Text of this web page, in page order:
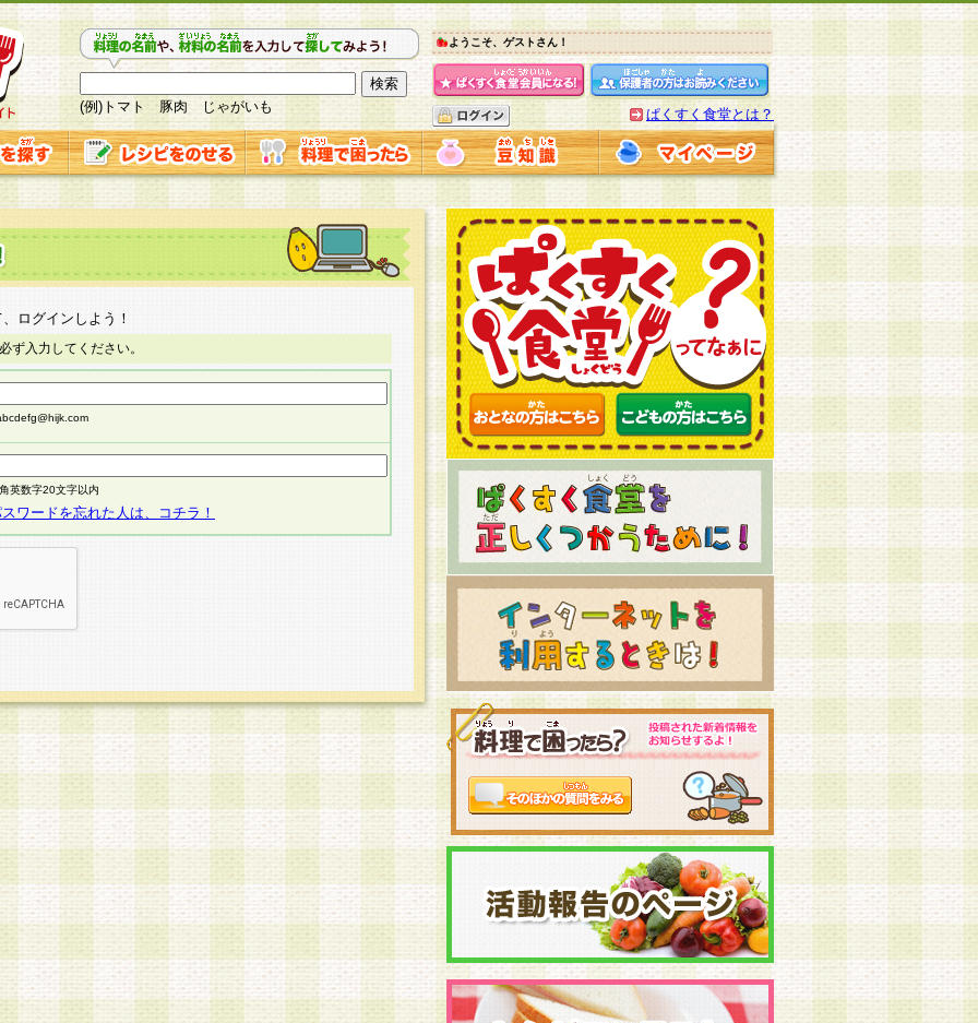
(例)トマト 豚肉 じゃがいも
ようこそ、ゲストさん！
ぱくすく食堂とは？
ログインしよう！
ず入力してください。
英数字20文字以内
ワードを忘れた人は、コチラ！